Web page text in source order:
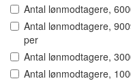
Antal lønmodtagere,
Antal lønmodtagere,
per
Antal lønmodtagere,
Antal lønmodtagere,